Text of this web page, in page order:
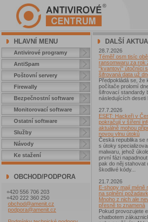
HLAVNÍ MENU
Antivirové programy
AntiSpam
Poštovní servery
Firewally
Bezpečnostní software
Monitorovací software
Ostatní software
Služby
Návody
Ke stažení
OBCHOD/PODPORA
+420 556 706 203
+420 222 360 250
obchod@amenit.cz
podpora@amenit.cz
DALŠÍ
28.7.2026
Téměř osm tisíc
ransomwaru za rok
"kvantoví" útočníci
šifrovaná data už
Předpokládá se, že
počítače prolomí
šifrovací standardy
následujících deseti
27.7.2026
ESET: Hackeři v
pokračují v šíření
aktuálně mohou
novou vlnu útoků
Česká republika se
s útoky
malwaru, jehož
první fázi
pak do něj stahovat
škodlivé kódy...
21.7.2026
E-shopy mají méně
na splnění
Mnoho z nich ale
přesně to znamená
Pokud provozujete
chatbotem